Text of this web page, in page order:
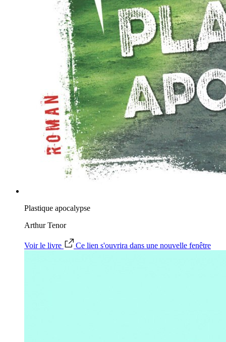
Plastique apocalypse
Arthur Tenor
Voir le livre Ce lien s'ouvrira dans une nouvelle fenêtre